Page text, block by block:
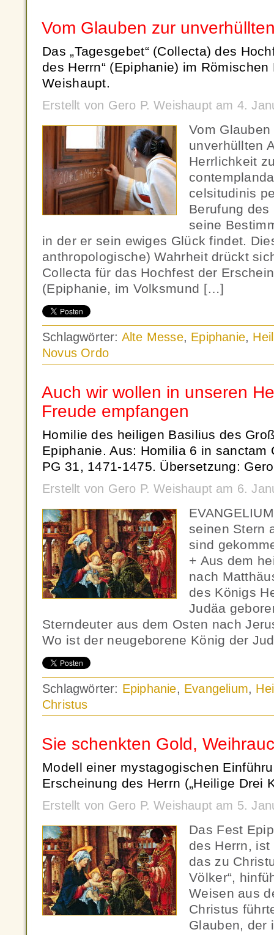
Vom Glauben zur
Das „Tagesgebet“ (Collecta) des
des Herrn“ (Epiphanie) im Römischen
Weishaupt.
Erstellt von Gero P. Weishaupt am 4.
Vom
unverhüllten
Herrlichkeit
celsitudinis
Berufung
seine
in der er sein ewiges Glück findet.
anthropologische) Wahrheit drückt
Collecta für das Hochfest der
(Epiphanie, im Volksmund […]
Schlagwörter: Alte Messe, Epiphanie,
Novus Ordo
Auch wir wollen in unseren
Freude empfangen
Homilie des heiligen Basilius des
Epiphanie. Aus: Homilia 6 in sanctam
PG 31, 1471-1475. Übersetzung:
Erstellt von Gero P. Weishaupt am 6.
seinen Stern
sind
+ Aus dem
nach
des Königs
Judäa
Sterndeuter aus dem Osten nach
Wo ist der neugeborene König der
Schlagwörter: Epiphanie, Evangelium,
Christus
Sie schenkten Gold,
Modell einer mystagogischen
Erscheinung des Herrn („Heilige Drei
Erstellt von Gero P. Weishaupt am 5.
Das Fest
des Herrn,
das zu
Völker“,
Weisen aus
Christus
Glauben, der